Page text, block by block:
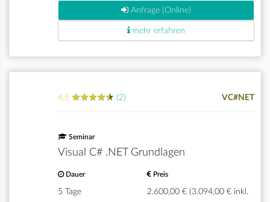
Anfrage (Online)
mehr erfahren
4.5 ★★★★★
★★★★★ (2) VC#NET
Seminar
Visual C# .NET Grundlagen
Dauer
5 Tage
Preis
2.600,00 € (3.094,00 € inkl.